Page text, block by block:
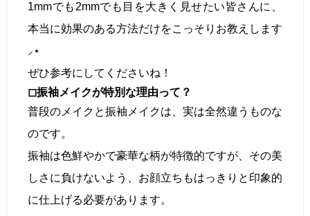
1mmでも2mmでも目を大きく見せたい皆さんに、
本当に効果のある方法だけをこっそりお教えします
⸝⋆
ぜひ参考にしてくださいね！
◻︎振袖メイクが特別な理由って？
普段のメイクと振袖メイクは、実は全然違うものな
のです。
振袖は色鮮やかで豪華な柄が特徴的ですが、その美
しさに負けないよう、お顔立ちもはっきりと印象的
に仕上げる必要があります。